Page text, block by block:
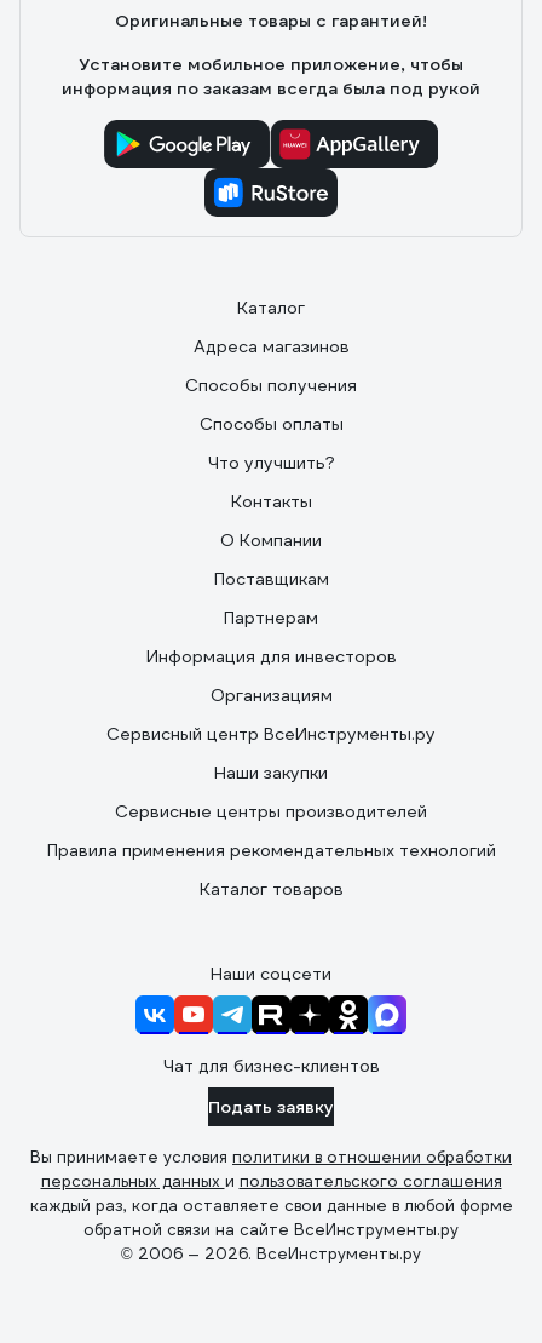
Оригинальные товары с гарантией!
Установите мобильное приложение, чтобы
информация по заказам всегда была под рукой
Каталог
Адреса магазинов
Способы получения
Способы оплаты
Что улучшить?
Контакты
О Компании
Поставщикам
Партнерам
Информация для инвесторов
Организациям
Сервисный центр ВсеИнструменты.ру
Наши закупки
Сервисные центры производителей
Правила применения рекомендательных технологий
Каталог товаров
Наши соцсети
Чат для бизнес-клиентов
Подать заявку
Вы принимаете условия политики в отношении обработки
персональных данных и пользовательского соглашения
каждый раз, когда оставляете свои данные в любой форме
обратной связи на сайте ВсеИнструменты.ру
© 2006 — 2026. ВсеИнструменты.ру